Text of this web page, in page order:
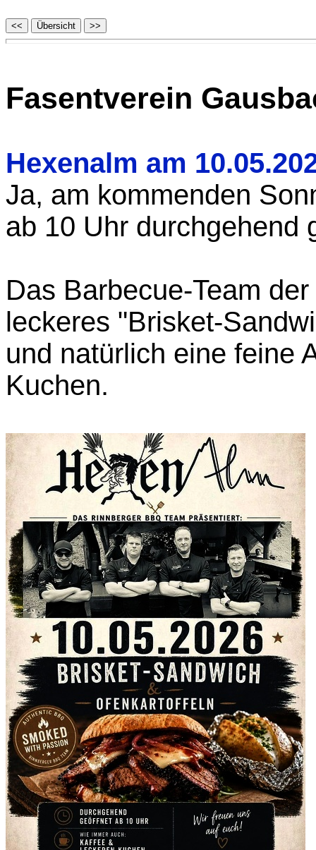
Fasentverein
Hexenalm am
Ja, am kommenden
ab 10 Uhr durchgehend
Das Barbecue-Team
leckeres "Brisket-
und natürlich eine feine
Kuchen.